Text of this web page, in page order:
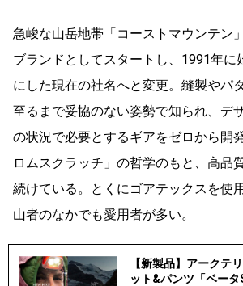
急峻な山岳地帯「コーストマウンテン
ブランドとしてスタートし
、1991年
にした現在の社名へと変更。 縫製やパ
至るまで妥協のない姿勢で知られ、デ
の状況で必要とするギアをゼロから開
ロムスクラッチ」の哲学のもと、高品
続けている。
とくにゴアテックスを使
山者のなかでも愛用者が多い。
【新製品】アークテ
ット&パンツ「ベー